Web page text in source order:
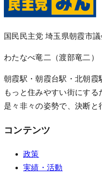
国民民主党 埼玉県朝霞市議
わたなべ竜二 （渡部竜二）
朝霞駅・朝霞台駅・北朝霞
もっと住みやすい街にする
是々非々の姿勢で、決断と
コンテンツ
政策
実績・活動